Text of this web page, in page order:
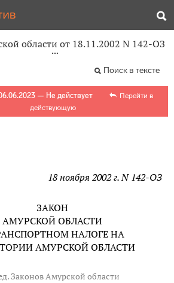
области от 18.11.2002 N 142-ОЗ
Поиск в тексте
— Не действует
Перейти в
действующую
18 ноября 2002 г. N 142-ОЗ
ЗАКОН
АМУРСКОЙ ОБЛАСТИ
НАЛОГЕ НА
АМУРСКОЙ ОБЛАСТИ
Законов Амурской области